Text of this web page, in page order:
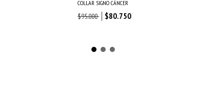
COLLAR SIGNO CÁNCER
$95.000 $80.750